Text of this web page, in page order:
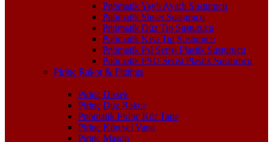
Pnömatik Yaylı Ayarlı Susturucu
Pnömatik Sinter Susturucu
Pnömatik Düz Tip Susturucu
Pnömatik Kısa Tip Susturucu
Pnömatik Psl Serisi Plastik Susturucu
Pnömatik PSU Serisi Plastik Susturucu
Pirinç Rakor & Fittings
Pirinç Dirsek
Pirinç Düz Rakor
Pnömatik Pirinç Kör Tapa
Pirinç Küresel Vana
Pirinç Maşon